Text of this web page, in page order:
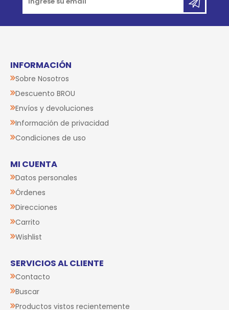
INFORMACIÓN
Sobre Nosotros
Descuento BROU
Envíos y devoluciones
Información de privacidad
Condiciones de uso
MI CUENTA
Datos personales
Órdenes
Direcciones
Carrito
Wishlist
SERVICIOS AL CLIENTE
Contacto
Buscar
Productos vistos recientemente